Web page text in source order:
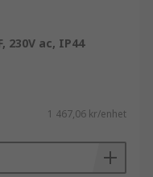
230V ac, IP44
1 467,06 kr/enhet